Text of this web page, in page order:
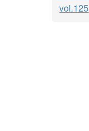
vol.125